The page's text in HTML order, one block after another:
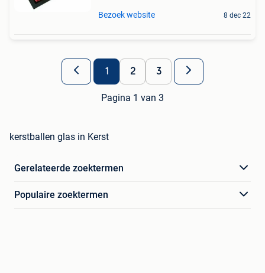
Bezoek website 8 dec 22
1 2 3
Pagina 1 van 3
kerstballen glas in Kerst
Gerelateerde zoektermen
Populaire zoektermen